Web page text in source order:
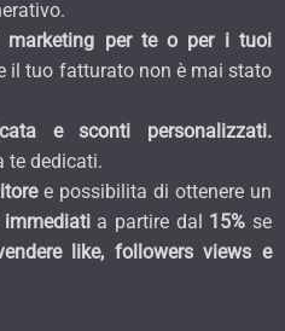
per te o per i tuoi
il tuo fatturato non è mai stato
e sconti personalizzati.
te dedicati.
e possibilita di ottenere un
a partire dal 15% se
like, followers views e